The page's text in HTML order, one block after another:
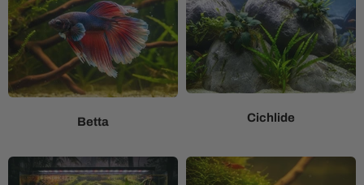
Betta Cichlide